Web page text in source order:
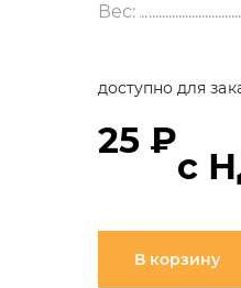
Вес:
доступно для
25 ₽
с
В корзину